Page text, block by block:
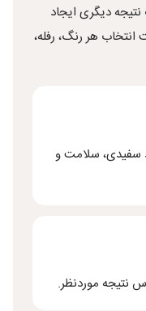
دیگری ایجاد
هر رنگ، رفله،
سفیدی، سلامت و
نتیجه موردنظر.